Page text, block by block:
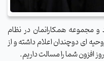
و مجموعه همکارانمان در نظام
ای دوچندان اعلام داشته و از
افزون شما را مسالت داریم.